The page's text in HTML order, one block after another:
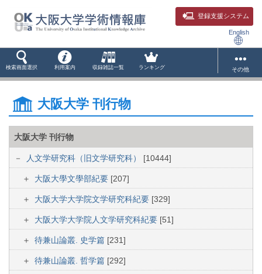
登録支援システム
English
検索画面選択 利用案内 収録雑誌一覧 ランキング その他
大阪大学 刊行物
大阪大学 刊行物
人文学研究科（旧文学研究科） [10444]
大阪大學文學部紀要 [207]
大阪大学大学院文学研究科紀要 [329]
大阪大学大学院人文学研究科紀要 [51]
待兼山論叢. 史学篇 [231]
待兼山論叢. 哲学篇 [292]